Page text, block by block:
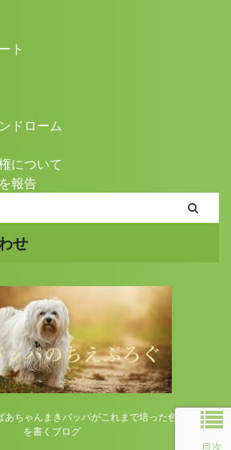
目次
ト
ドローム
について
報告
せ
ちゃんまきバッパがこれまで培った色んな知恵
を書くブログ
パのちえぶろぐ , 2026 All Rights